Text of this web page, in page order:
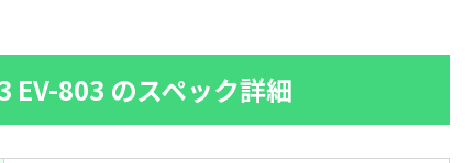
EV-803 のスペック詳細